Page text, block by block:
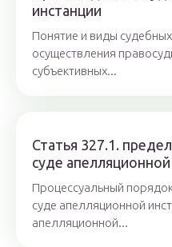
инстанции
Понятие и виды
осуществления
субъективных...
Статья 327.1.
суде
Процессуальный
суде апелляционной
апелляционной...